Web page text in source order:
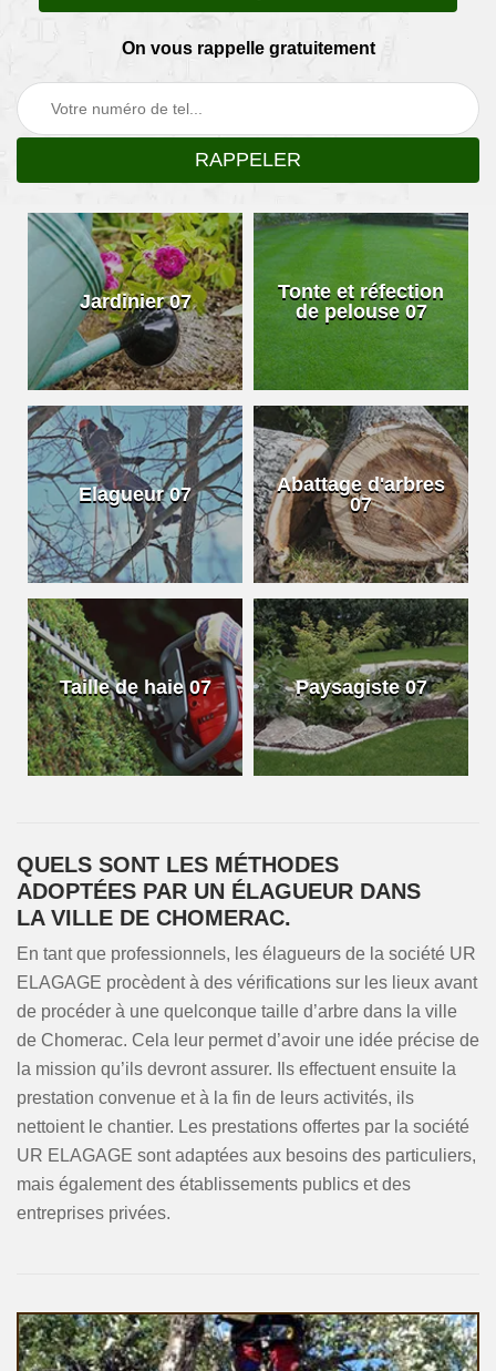
On vous rappelle gratuitement
Jardinier 07
Tonte et réfection
de pelouse 07
Elagueur 07
Abattage d'arbres
07
Taille de haie 07 Paysagiste 07
QUELS SONT LES MÉTHODES
ADOPTÉES PAR UN ÉLAGUEUR DANS
LA VILLE DE CHOMERAC.
En tant que professionnels, les élagueurs de la société UR
ELAGAGE procèdent à des vérifications sur les lieux avant
de procéder à une quelconque taille d’arbre dans la ville
de Chomerac. Cela leur permet d’avoir une idée précise de
la mission qu’ils devront assurer. Ils effectuent ensuite la
prestation convenue et à la fin de leurs activités, ils
nettoient le chantier. Les prestations offertes par la société
UR ELAGAGE sont adaptées aux besoins des particuliers,
mais également des établissements publics et des
entreprises privées.